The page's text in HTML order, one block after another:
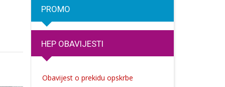
PROMO
HEP OBAVIJESTI
Obavijest o prekidu opskrbe